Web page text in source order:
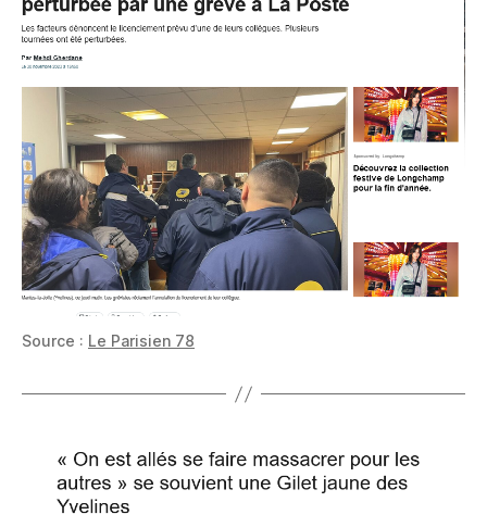
Source : Le Parisien 78